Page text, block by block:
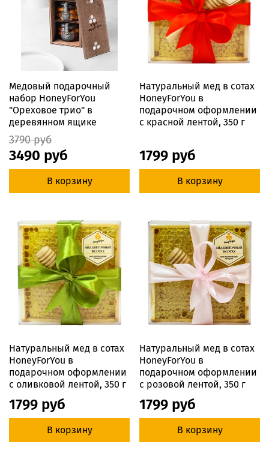
Медовый подарочный
набор HoneyForYou
"Ореховое трио" в
деревянном ящике
3790 руб
3490 руб
В корзину
Натуральный мед в сотах
HoneyForYou в
подарочном оформлении
с красной лентой, 350 г
1799 руб
В корзину
Натуральный мед в сотах
HoneyForYou в
подарочном оформлении
с оливковой лентой, 350 г
1799 руб
В корзину
Натуральный мед в сотах
HoneyForYou в
подарочном оформлении
с розовой лентой, 350 г
1799 руб
В корзину